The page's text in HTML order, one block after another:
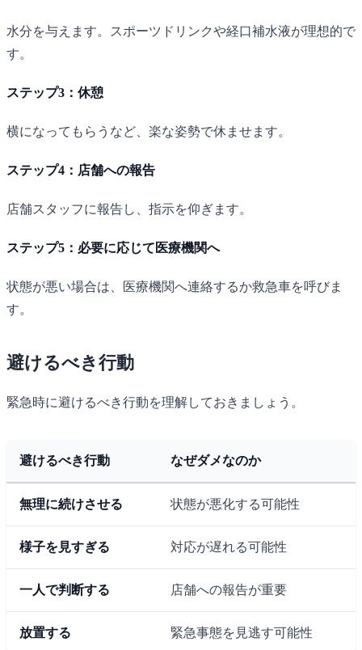
水分を与えます。スポーツドリンクや経口補水液が理想的で
す。
ステップ3：休憩
横になってもらうなど、楽な姿勢で休ませます。
ステップ4：店舗への報告
店舗スタッフに報告し、指示を仰ぎます。
ステップ5：必要に応じて医療機関へ
状態が悪い場合は、医療機関へ連絡するか救急車を呼びま
す。
避けるべき行動
緊急時に避けるべき行動を理解しておきましょう。
避けるべき行動 なぜダメなのか
無理に続けさせる 状態が悪化する可能性
様子を見すぎる 対応が遅れる可能性
一人で判断する 店舗への報告が重要
放置する 緊急事態を見逃す可能性